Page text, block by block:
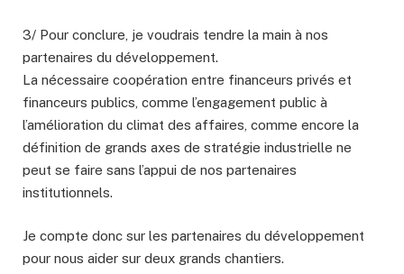
3/ Pour conclure, je voudrais tendre la main à nos
partenaires du développement.
La nécessaire coopération entre financeurs privés et
financeurs publics, comme l’engagement public à
l’amélioration du climat des affaires, comme encore la
définition de grands axes de stratégie industrielle ne
peut se faire sans l’appui de nos partenaires
institutionnels.
Je compte donc sur les partenaires du développement
pour nous aider sur deux grands chantiers.